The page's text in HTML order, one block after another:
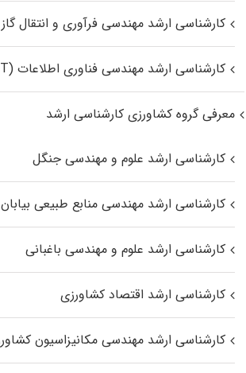
کارشناسی ارشد مهندسی فرآوری و انتقال گاز
کارشناسی ارشد مهندسی فناوری اطلاعات (IT)
معرفی گروه کشاورزی کارشناسی ارشد
کارشناسی ارشد علوم و مهندسی جنگل
کارشناسی ارشد مهندسی منابع طبیعی
کارشناسی ارشد علوم و مهندسی باغبانی
کارشناسی ارشد اقتصاد کشاورزی
کارشناسی ارشد مهندسی مکانیزاسیون